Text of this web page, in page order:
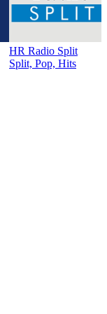
HR Radio Split
Split, Pop, Hits